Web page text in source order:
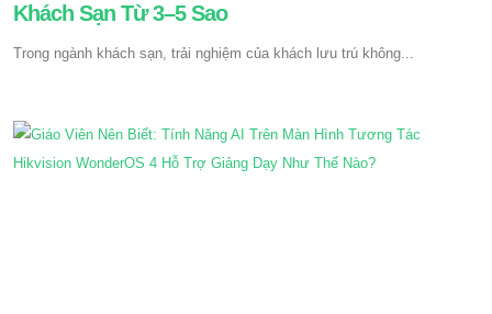
Khách Sạn Từ 3–5 Sao
Trong ngành khách sạn, trải nghiệm của khách lưu trú không...